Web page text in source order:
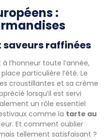
:
saveurs raffinées
l’honneur toute l’année,
particulière l’été. Le
croustillantes et sa crème
lorsqu’il est servi
un rôle essentiel
comme la tarte au
Et comment oublier
tellement satisfaisant ?